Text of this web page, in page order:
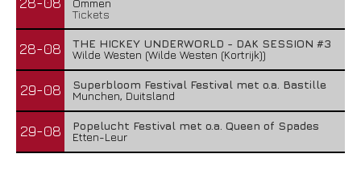
Ommen
Tickets
28-08
THE HICKEY UNDERWORLD - DAK SESSION #3
Wilde Westen (Wilde Westen (Kortrijk))
29-08
Superbloom Festival Festival met o.a. Bastille
Munchen, Duitsland
29-08
Popelucht Festival met o.a. Queen of Spades
Etten-Leur